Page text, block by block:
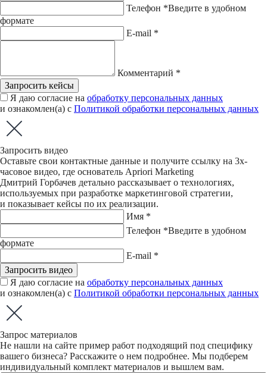
Телефон *Введите в удобном
формате
E-mail *
Комментарий *
Запросить кейсы
Я даю согласие на обработку персональных данных
и ознакомлен(а) с Политикой обработки персональных данных
Запросить видео
Оставьте свои контактные данные и получите ссылку на 3х-
часовое видео, где основатель Apriori Marketing
Дмитрий Горбачев детально рассказывает о технологиях,
используемых при разработке маркетинговой стратегии,
и показывает кейсы по их реализации.
Имя *
Телефон *Введите в удобном
формате
E-mail *
Запросить видео
Я даю согласие на обработку персональных данных
и ознакомлен(а) с Политикой обработки персональных данных
Запрос материалов
Не нашли на сайте пример работ подходящий под специфику
вашего бизнеса? Расскажите о нем подробнее. Мы подберем
индивидуальный комплект материалов и вышлем вам.